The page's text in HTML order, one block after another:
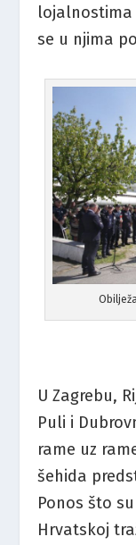
lojalnostima
se u njima
U Zagrebu,
Puli i
rame uz
šehida
Ponos što
Hrvatskoj